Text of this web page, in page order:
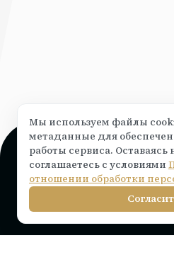
Поддержка и консультация
Чат на сайте ⟶написать
info@rocketr.ru
Telegram-канал
Мы используем файлы
метаданные для
работы сервиса. Оставаясь
соглашаетесь с условиями
отношении обработки